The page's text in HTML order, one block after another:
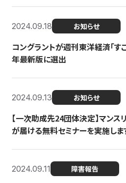
2024.09.18 お知らせ
コングラントが週刊東洋経済「す
年最新版に選出
2024.09.13 お知らせ
【一次助成先24団体決定】マン
が届ける無料セミナーを実施しま
2024.09.11 障害報告